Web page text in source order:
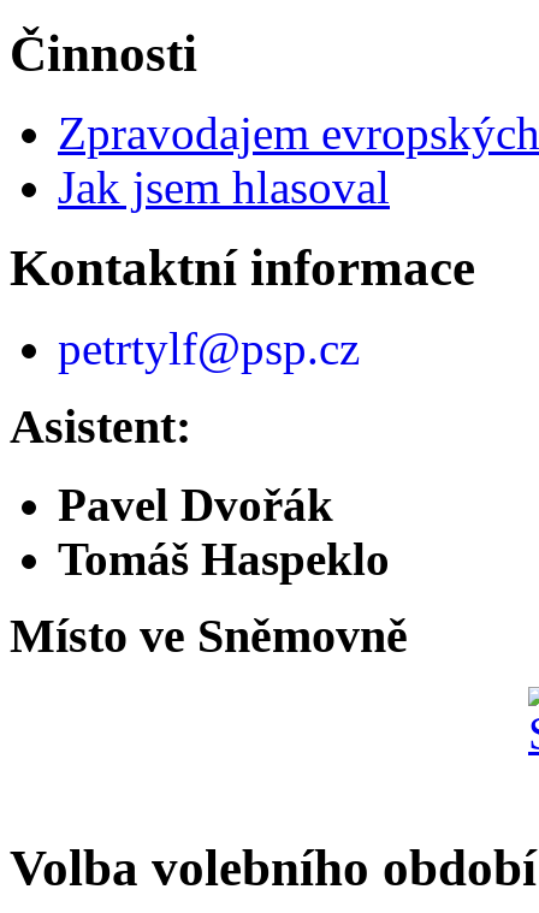
Činnosti
Zpravodajem
Jak jsem hlasoval
Kontaktní informace
petrtylf@psp.cz
Asistent:
Pavel Dvořák
Tomáš Haspeklo
Místo ve Sněmovně
Volba volebního období